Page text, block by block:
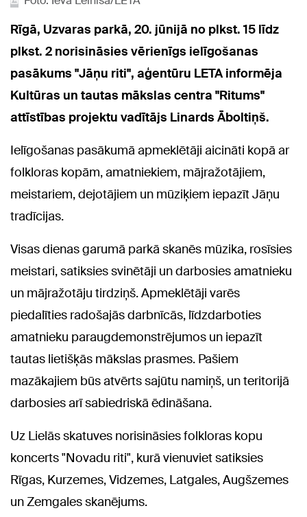
Rīgā, Uzvaras parkā, 20. jūnijā no plkst. 15 līdz
plkst. 2 norisināsies vērienīgs ielīgošanas
pasākums "Jāņu riti", aģentūru LETA informēja
Kultūras un tautas mākslas centra "Ritums"
attīstības projektu vadītājs Linards Āboltiņš.
Ielīgošanas pasākumā apmeklētāji aicināti kopā ar
folkloras kopām, amatniekiem, mājražotājiem,
meistariem, dejotājiem un mūziķiem iepazīt Jāņu
tradīcijas.
Visas dienas garumā parkā skanēs mūzika, rosīsies
meistari, satiksies svinētāji un darbosies amatnieku
un mājražotāju tirdziņš. Apmeklētāji varēs
piedalīties radošajās darbnīcās, līdzdarboties
amatnieku paraugdemonstrējumos un iepazīt
tautas lietišķās mākslas prasmes. Pašiem
mazākajiem būs atvērts sajūtu namiņš, un teritorijā
darbosies arī sabiedriskā ēdināšana.
Uz Lielās skatuves norisināsies folkloras kopu
koncerts "Novadu riti", kurā vienuviet satiksies
Rīgas, Kurzemes, Vidzemes, Latgales, Augšzemes
un Zemgales skanējums.